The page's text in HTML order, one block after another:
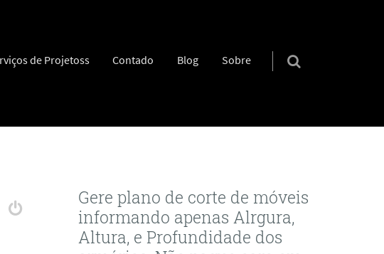
de Projetoss Contado Blog Sobre
Gere plano de corte de móveis
informando apenas Alrgura,
Altura, e Profundidade dos